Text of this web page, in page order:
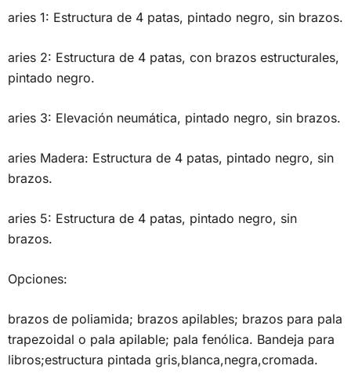
aries 1: Estructura de 4 patas, pintado negro, sin brazos.
aries 2: Estructura de 4 patas, con brazos estructurales,
pintado negro.
aries 3: Elevación neumática, pintado negro, sin brazos.
aries Madera: Estructura de 4 patas, pintado negro, sin
brazos.
aries 5: Estructura de 4 patas, pintado negro, sin
brazos.
Opciones:
brazos de poliamida; brazos apilables; brazos para pala
trapezoidal o pala apilable; pala fenólica. Bandeja para
libros;estructura pintada gris,blanca,negra,cromada.